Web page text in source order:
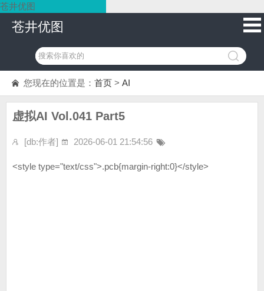
苍井优图
苍井优图
您现在的位置是： 首页 > AI
虚拟AI Vol.041 Part5
[db:作者] 2026-06-01 21:54:56
<style type="text/css">.pcb{margin-right:0}</style>